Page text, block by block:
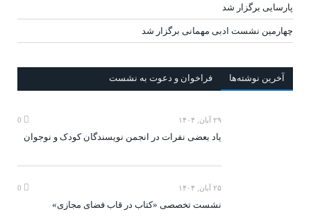
پارسایی برگزار شد
چهارمین نشست ادبی مهمانی برگزار شد
آخرين‌ نوشته‌ها فراخوان و دعوت به نشست
۲۹ آبان, ۱۴۰۴
یاد بعضی نفرات در انجمن نویسندگان کودک و نوجوان
۲۵ آبان, ۱۴۰۴
نشست تخصصی «کتاب در قاب فضای مجازی»